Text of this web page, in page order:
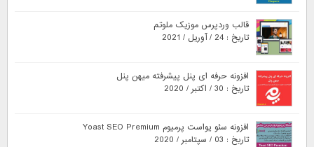
قالب وردپرس موزیک ملوتم
تاریخ : 24 / آوریل / 2021
افزونه حرفه ای پنل پیشرفته میهن پنل
تاریخ : 30 / اکتبر / 2020
افزونه سئو یواست پرمیوم Yoast SEO Premium
تاریخ : 03 / سپتامبر / 2020